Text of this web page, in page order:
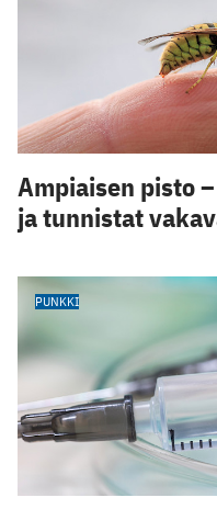
Ampiaisen pisto
ja tunnistat
PUNKKI